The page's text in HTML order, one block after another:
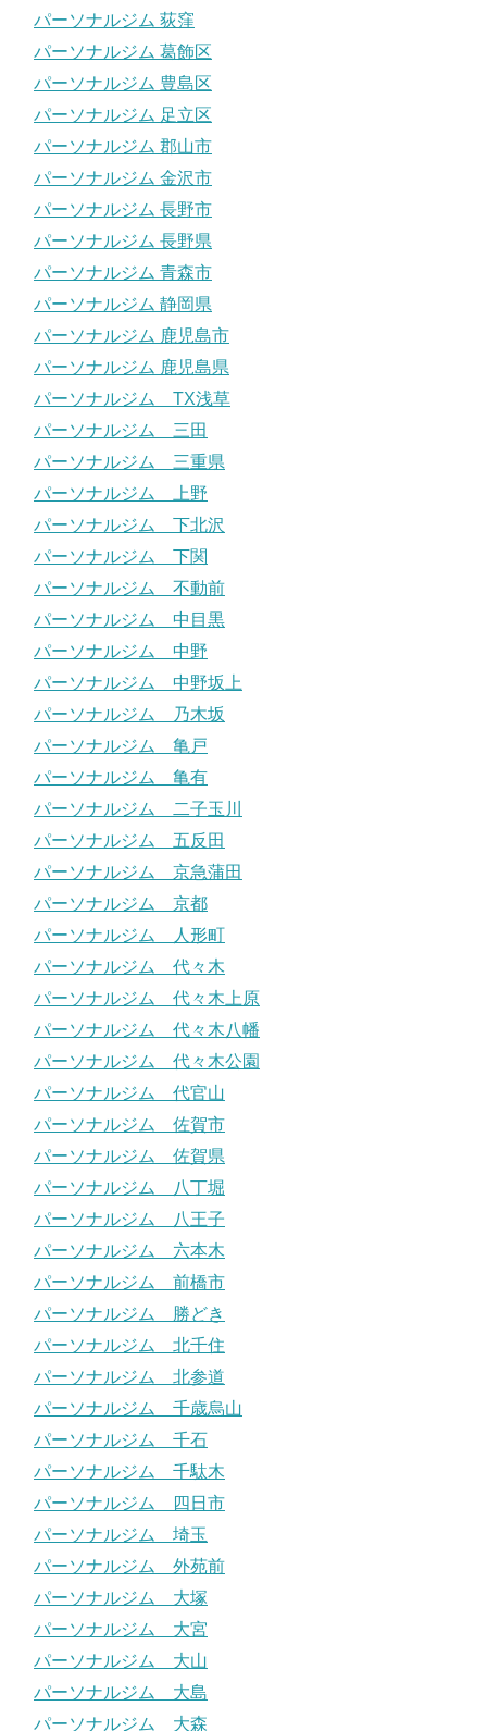
パーソナルジム 荻窪
パーソナルジム 葛飾区
パーソナルジム 豊島区
パーソナルジム 足立区
パーソナルジム 郡山市
パーソナルジム 金沢市
パーソナルジム 長野市
パーソナルジム 長野県
パーソナルジム 青森市
パーソナルジム 静岡県
パーソナルジム 鹿児島市
パーソナルジム 鹿児島県
パーソナルジム TX浅草
パーソナルジム 三田
パーソナルジム 三重県
パーソナルジム 上野
パーソナルジム 下北沢
パーソナルジム 下関
パーソナルジム 不動前
パーソナルジム 中目黒
パーソナルジム 中野
パーソナルジム 中野坂上
パーソナルジム 乃木坂
パーソナルジム 亀戸
パーソナルジム 亀有
パーソナルジム 二子玉川
パーソナルジム 五反田
パーソナルジム 京急蒲田
パーソナルジム 京都
パーソナルジム 人形町
パーソナルジム 代々木
パーソナルジム 代々木上原
パーソナルジム 代々木八幡
パーソナルジム 代々木公園
パーソナルジム 代官山
パーソナルジム 佐賀市
パーソナルジム 佐賀県
パーソナルジム 八丁堀
パーソナルジム 八王子
パーソナルジム 六本木
パーソナルジム 前橋市
パーソナルジム 勝どき
パーソナルジム 北千住
パーソナルジム 北参道
パーソナルジム 千歳烏山
パーソナルジム 千石
パーソナルジム 千駄木
パーソナルジム 四日市
パーソナルジム 埼玉
パーソナルジム 外苑前
パーソナルジム 大塚
パーソナルジム 大宮
パーソナルジム 大山
パーソナルジム 大島
パーソナルジム 大森